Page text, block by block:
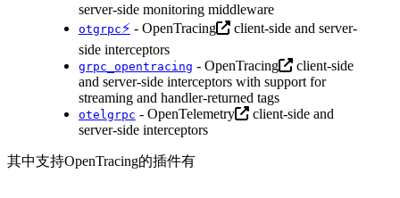
server-side monitoring middleware
otgrpc ⚡ - OpenTracing
client-side and server-
side interceptors
grpc_opentracing - OpenTracing
client-side
and server-side interceptors with support for
streaming and handler-returned tags
otelgrpc - OpenTelemetry
client-side and
server-side interceptors
其中支持OpenTracing的插件有